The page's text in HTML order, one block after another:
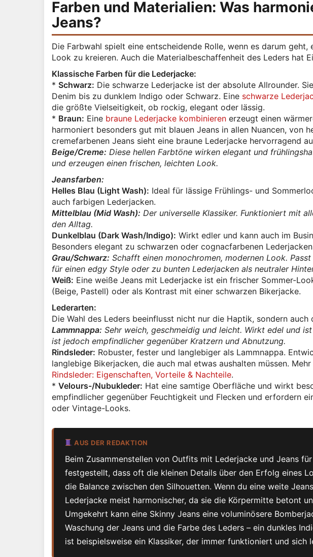
Farben und Materialien: Was
Jeans?
Die Farbwahl spielt eine entscheidende Rolle, wenn es darum
Look zu kreieren. Auch die Materialbeschaffenheit des Leders hat
Klassische Farben für die Lederjacke:
* Schwarz: Die schwarze Lederjacke ist der absolute Allrounder.
Denim bis zu dunklem Indigo oder Schwarz. Eine schwarze
die größte Vielseitigkeit, ob rockig, elegant oder lässig.
* Braun: Eine braune Lederjacke kombinieren erzeugt einen
harmoniert besonders gut mit blauen Jeans in allen Nuancen, von
cremefarbenen Jeans sieht eine braune Lederjacke hervorragend
Beige/Creme: Diese hellen Farbtöne wirken elegant und
und erzeugen einen frischen, leichten Look.
Jeansfarben:
Helles Blau (Light Wash): Ideal für lässige Frühlings- und
auch farbigen Lederjacken.
Mittelblau (Mid Wash): Der universelle Klassiker. Funktioniert mit
den Alltag.
Dunkelblau (Dark Wash/Indigo): Wirkt edler und kann auch im
Besonders elegant zu schwarzen oder cognacfarbenen
Grau/Schwarz: Schafft einen monochromen, modernen Look.
für einen edgy Style oder zu bunten Lederjacken als neutraler
Weiß: Eine weiße Jeans mit Lederjacke ist ein frischer Sommer-
(Beige, Pastell) oder als Kontrast mit einer schwarzen Bikerjacke.
Lederarten:
Die Wahl des Leders beeinflusst nicht nur die Haptik, sondern
Lammnappa: Sehr weich, geschmeidig und leicht. Wirkt edel und
ist jedoch empfindlicher gegenüber Kratzern und Abnutzung.
Rindsleder: Robuster, fester und langlebiger als Lammnappa.
langlebige Bikerjacken, die auch mal etwas aushalten müssen.
Rindsleder: Eigenschaften, Vorteile & Nachteile.
* Velours-/Nubukleder: Hat eine samtige Oberfläche und wirkt
empfindlicher gegenüber Feuchtigkeit und Flecken und erfordern
oder Vintage-Looks.
AUS DER REDAKTION
Beim Zusammenstellen von Outfits mit Lederjacke und Jeans
festgestellt, dass oft die kleinen Details über den Erfolg eines
die Balance zwischen den Silhouetten. Wenn du eine weite
Lederjacke meist harmonischer, da sie die Körpermitte betont
Umgekehrt kann eine Skinny Jeans eine voluminösere
Waschung der Jeans und die Farbe des Leders – ein dunkles
ist beispielsweise ein Klassiker, der immer funktioniert und sich